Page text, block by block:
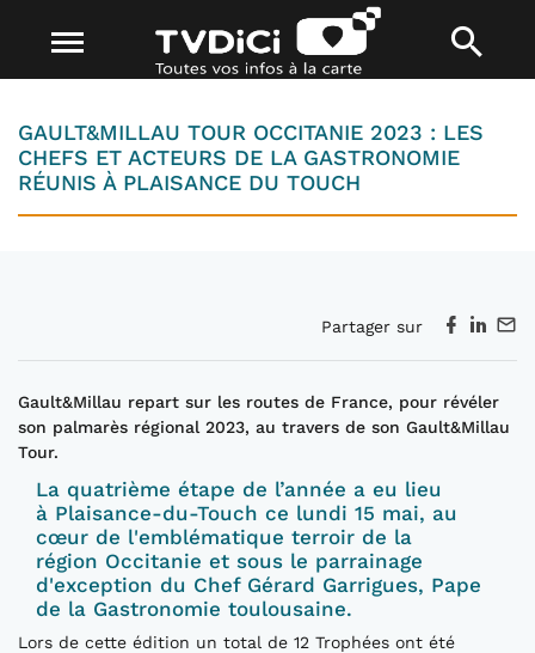
GAULT&MILLAU TOUR OCCITANIE 2023 : LES
CHEFS ET ACTEURS DE LA GASTRONOMIE
RÉUNIS À PLAISANCE DU TOUCH
Partager sur
Gault&Millau repart sur les routes de France, pour révéler
son palmarès régional 2023, au travers de son Gault&Millau
Tour.
La quatrième étape de l’année a eu lieu
à Plaisance-du-Touch ce lundi 15 mai, au
cœur de l'emblématique terroir de la
région Occitanie et sous le parrainage
d'exception du Chef Gérard Garrigues, Pape
de la Gastronomie toulousaine.
Lors de cette édition un total de 12 Trophées ont été